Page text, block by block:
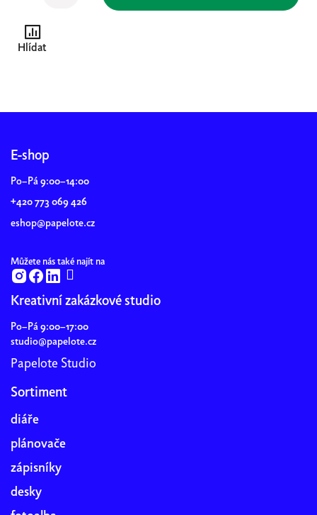
Hlídat
E-shop
Po–Pá 9:00–14:00
+420 773 069 426
eshop@papelote.cz
Můžete nás také najít na
Kreativní zakázkové studio
Po–Pá 9:00–17:00
studio@papelote.cz
Papelote Studio
Sortiment
diáře
plánovače
zápisníky
desky